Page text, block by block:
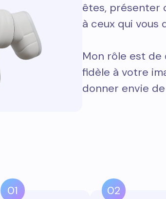
êtes, présenter
à ceux qui vous
Mon rôle est
fidèle à votre
donner envie
01 02